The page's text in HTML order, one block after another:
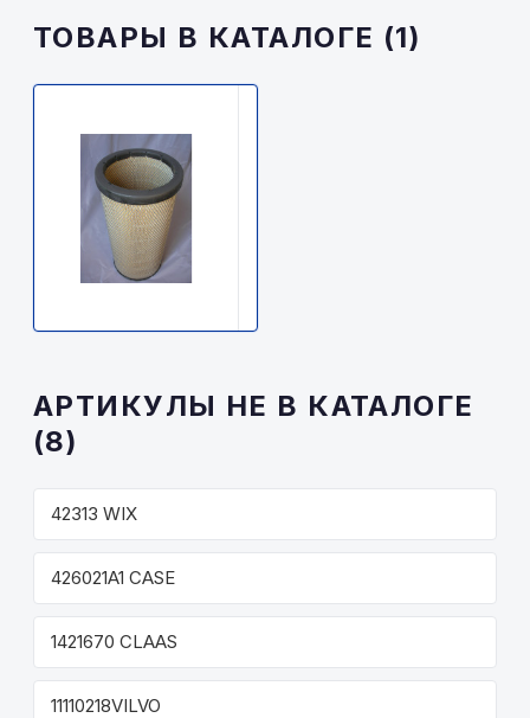
ТОВАРЫ В КАТАЛОГЕ (1)
АРТИКУЛЫ НЕ В КАТАЛОГЕ
(8)
42313 WIX
426021A1 CASE
1421670 CLAAS
11110218VILVO